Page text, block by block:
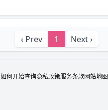
‹ Prev 1 Next ›
如何开始查询隐私政策服务条款网站地图